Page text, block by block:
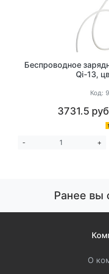
Беспроводное
Qi-13,
Код:
3731.5
- +
Ранее вы
О